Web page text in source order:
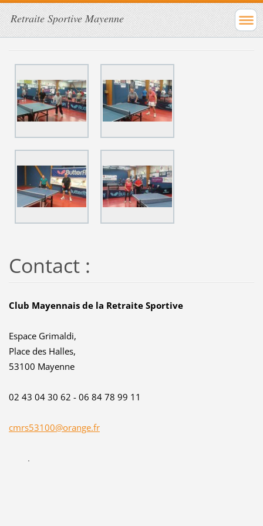
Retraite Sportive Mayenne
Contact :
Club Mayennais de la Retraite Sportive
Espace Grimaldi,
Place des Halles,
53100 Mayenne
02 43 04 30 62 - 06 84 78 99 11
cmrs53100@orange.fr
.